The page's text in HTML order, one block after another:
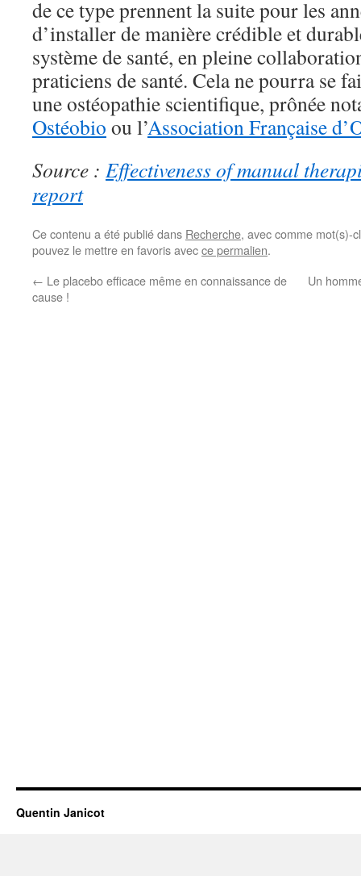
de ce type prennent la suite pour les
d’installer de manière crédible et
système de santé, en pleine
praticiens de santé. Cela ne pourra se
une ostéopathie scientifique, prônée
Ostéobio ou l’Association Française
Source : Effectiveness of manual
report
Ce contenu a été publié dans Recherche, avec comme mot(s)-
pouvez le mettre en favoris avecce permalien.
← Le placebo efficace même en connaissance de
cause !
Un
Quentin Janicot